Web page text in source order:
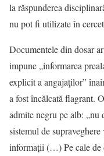
la răspunderea
nu pot fi utilizate în
Documentele din dosar
impune „informarea
explicit a angajaţilor”
a fost încălcată flagrant.
admite negru pe alb:
sistemul de
informații (…) Pe cale de